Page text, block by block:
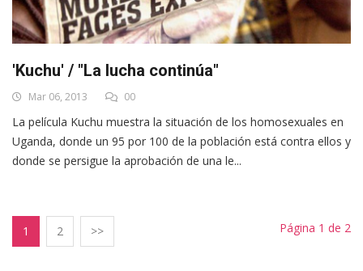
'Kuchu' / "La lucha continúa"
Mar 06, 2013 00
La película Kuchu muestra la situación de los homosexuales en
Uganda, donde un 95 por 100 de la población está contra ellos y
donde se persigue la aprobación de una le...
1 2 >> Página 1 de 2